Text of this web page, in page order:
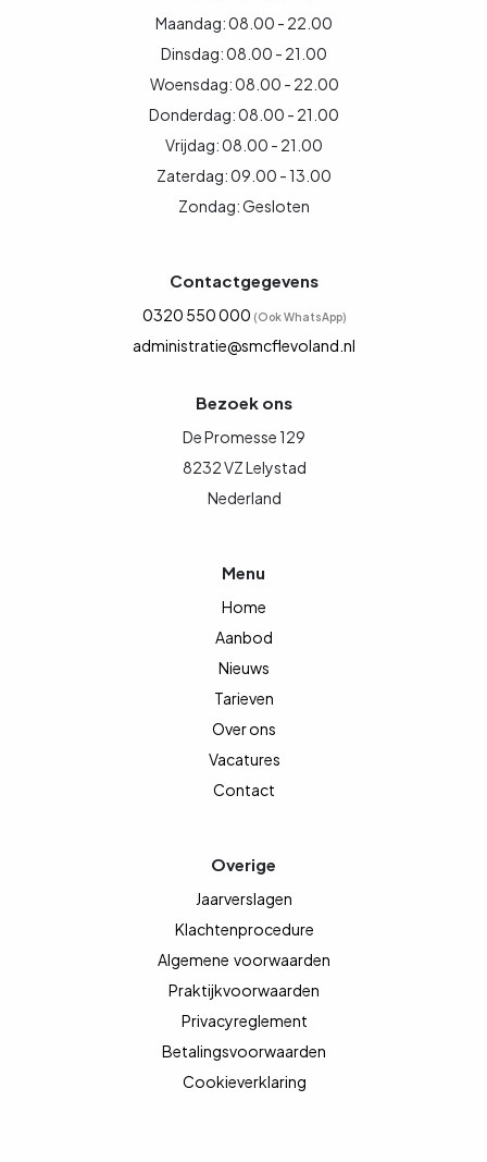
Maandag: 08.00 - 22.00
Dinsdag: 08.00 - 21.00
Woensdag: 08.00 - 22.00
Donderdag: 08.00 - 21.00
Vrijdag: 08.00 - 21.00
Zaterdag: 09.00 - 13.00
Zondag: Gesloten
Contactgegevens
0320 550 000 (Ook WhatsApp)
administratie@smcflevoland.nl
Bezoek ons
De Promesse 129
8232 VZ Lelystad
Nederland
Menu
Home
Aanbod
Nieuws
Tarieven
Over ons
Vacatures
Contact
Overige
Jaarverslagen
Klachtenprocedure
Algemene voorwaarden
Praktijkvoorwaarden
Privacyreglement
Betalingsvoorwaarden
Cookieverklaring